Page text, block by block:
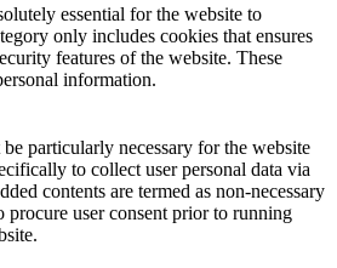
essential for the website to
only includes cookies that ensures
features of the website. These
information.
particularly necessary for the website
to collect user personal data via
contents are termed as non-necessary
procure user consent prior to running